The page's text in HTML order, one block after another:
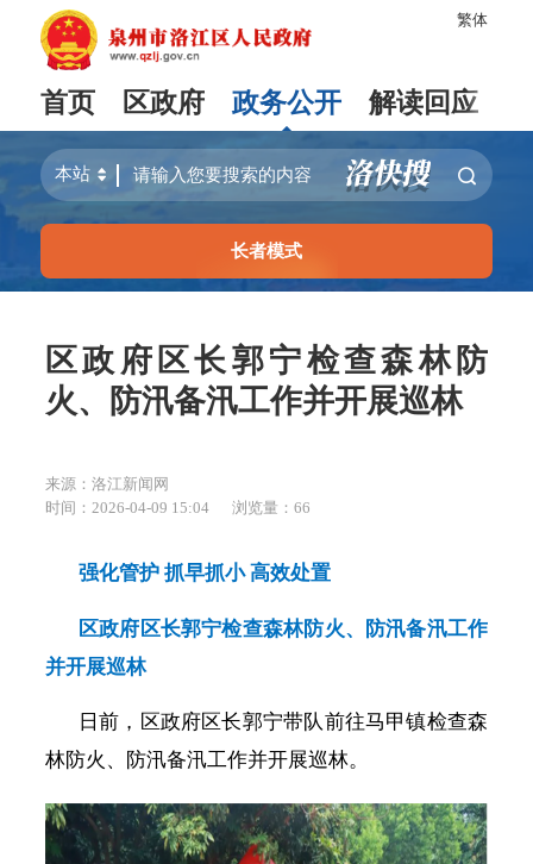
繁体
首页 区政府 政务公开 解读回应
长者模式
区政府区长郭宁检查森林防
火、防汛备汛工作并开展巡林
来源：洛江新闻网
时间：2026-04-09 15:04
浏览量： 66
强化管护 抓早抓小 高效处置
区政府区长郭宁检查森林防火、防汛备汛工作
并开展巡林
日前，区政府区长郭宁带队前往马甲镇检查森
林防火、防汛备汛工作并开展巡林。